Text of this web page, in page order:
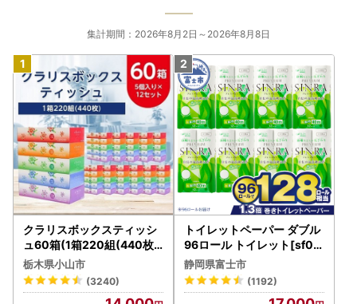
集計期間：2026年8月2日～2026年8月8日
クラリスボックスティッシ
ュ60箱(1箱220組(440枚))
(5個入り×12セット)【配送
不可地域：離島・沖縄県】
【1256759】
栃木県小山市
(3240)
トイレットペーパー ダブル
96ロール トイレット[sf00
1-012]
静岡県富士市
(1192)